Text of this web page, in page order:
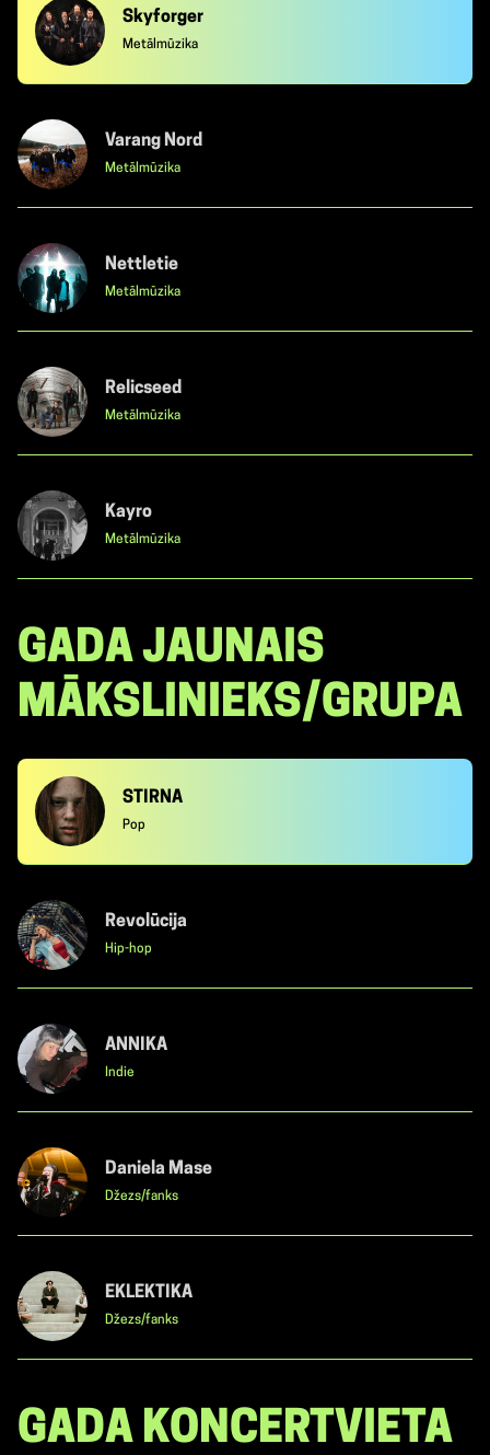
Skyforger
Metālmūzika
Varang Nord
Metālmūzika
Nettletie
Metālmūzika
Relicseed
Metālmūzika
Kayro
Metālmūzika
GADA JAUNAIS
MĀKSLINIEKS/GRUPA
STIRNA
Pop
Revolūcija
Hip-hop
ANNIKA
Indie
Daniela Mase
Džezs/fanks
EKLEKTIKA
Džezs/fanks
GADA KONCERTVIETA